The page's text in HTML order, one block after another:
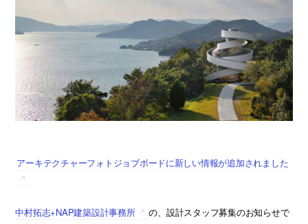
アーキテクチャーフォトジョブボードに新しい情報が追加されました
中村拓志+NAP建築設計事務所
の、設計スタッフ募集のお知らせで